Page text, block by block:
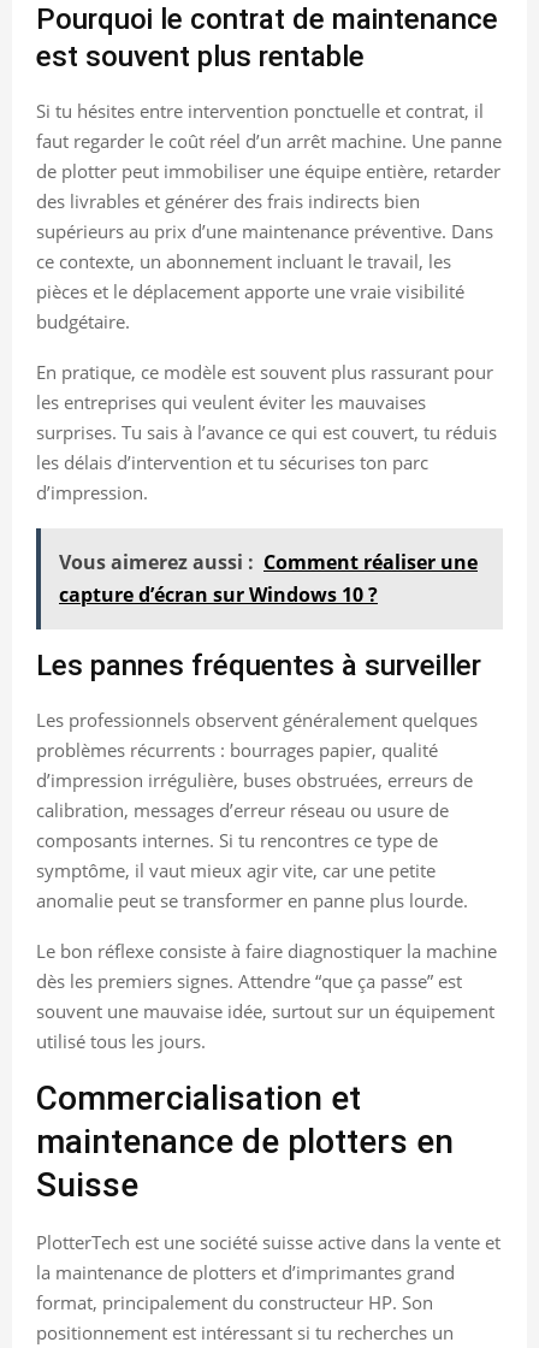
Pourquoi le contrat de maintenance
est souvent plus rentable
Si tu hésites entre intervention ponctuelle et contrat, il
faut regarder le coût réel d’un arrêt machine. Une panne
de plotter peut immobiliser une équipe entière, retarder
des livrables et générer des frais indirects bien
supérieurs au prix d’une maintenance préventive. Dans
ce contexte, un abonnement incluant le travail, les
pièces et le déplacement apporte une vraie visibilité
budgétaire.
En pratique, ce modèle est souvent plus rassurant pour
les entreprises qui veulent éviter les mauvaises
surprises. Tu sais à l’avance ce qui est couvert, tu réduis
les délais d’intervention et tu sécurises ton parc
d’impression.
Vous aimerez aussi : Comment réaliser une
capture d’écran sur Windows 10 ?
Les pannes fréquentes à surveiller
Les professionnels observent généralement quelques
problèmes récurrents : bourrages papier, qualité
d’impression irrégulière, buses obstruées, erreurs de
calibration, messages d’erreur réseau ou usure de
composants internes. Si tu rencontres ce type de
symptôme, il vaut mieux agir vite, car une petite
anomalie peut se transformer en panne plus lourde.
Le bon réflexe consiste à faire diagnostiquer la machine
dès les premiers signes. Attendre “que ça passe” est
souvent une mauvaise idée, surtout sur un équipement
utilisé tous les jours.
Commercialisation et
maintenance de plotters en
Suisse
PlotterTech est une société suisse active dans la vente et
la maintenance de plotters et d’imprimantes grand
format, principalement du constructeur HP. Son
positionnement est intéressant si tu recherches un